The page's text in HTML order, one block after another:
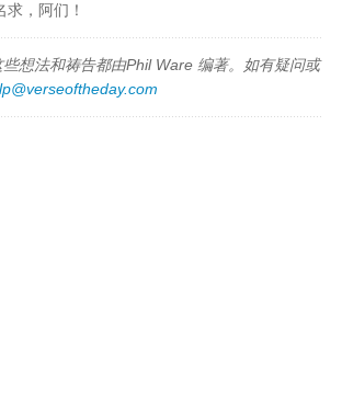
，阿们！
想法和祷告都由Phil Ware 编著。如有疑问或